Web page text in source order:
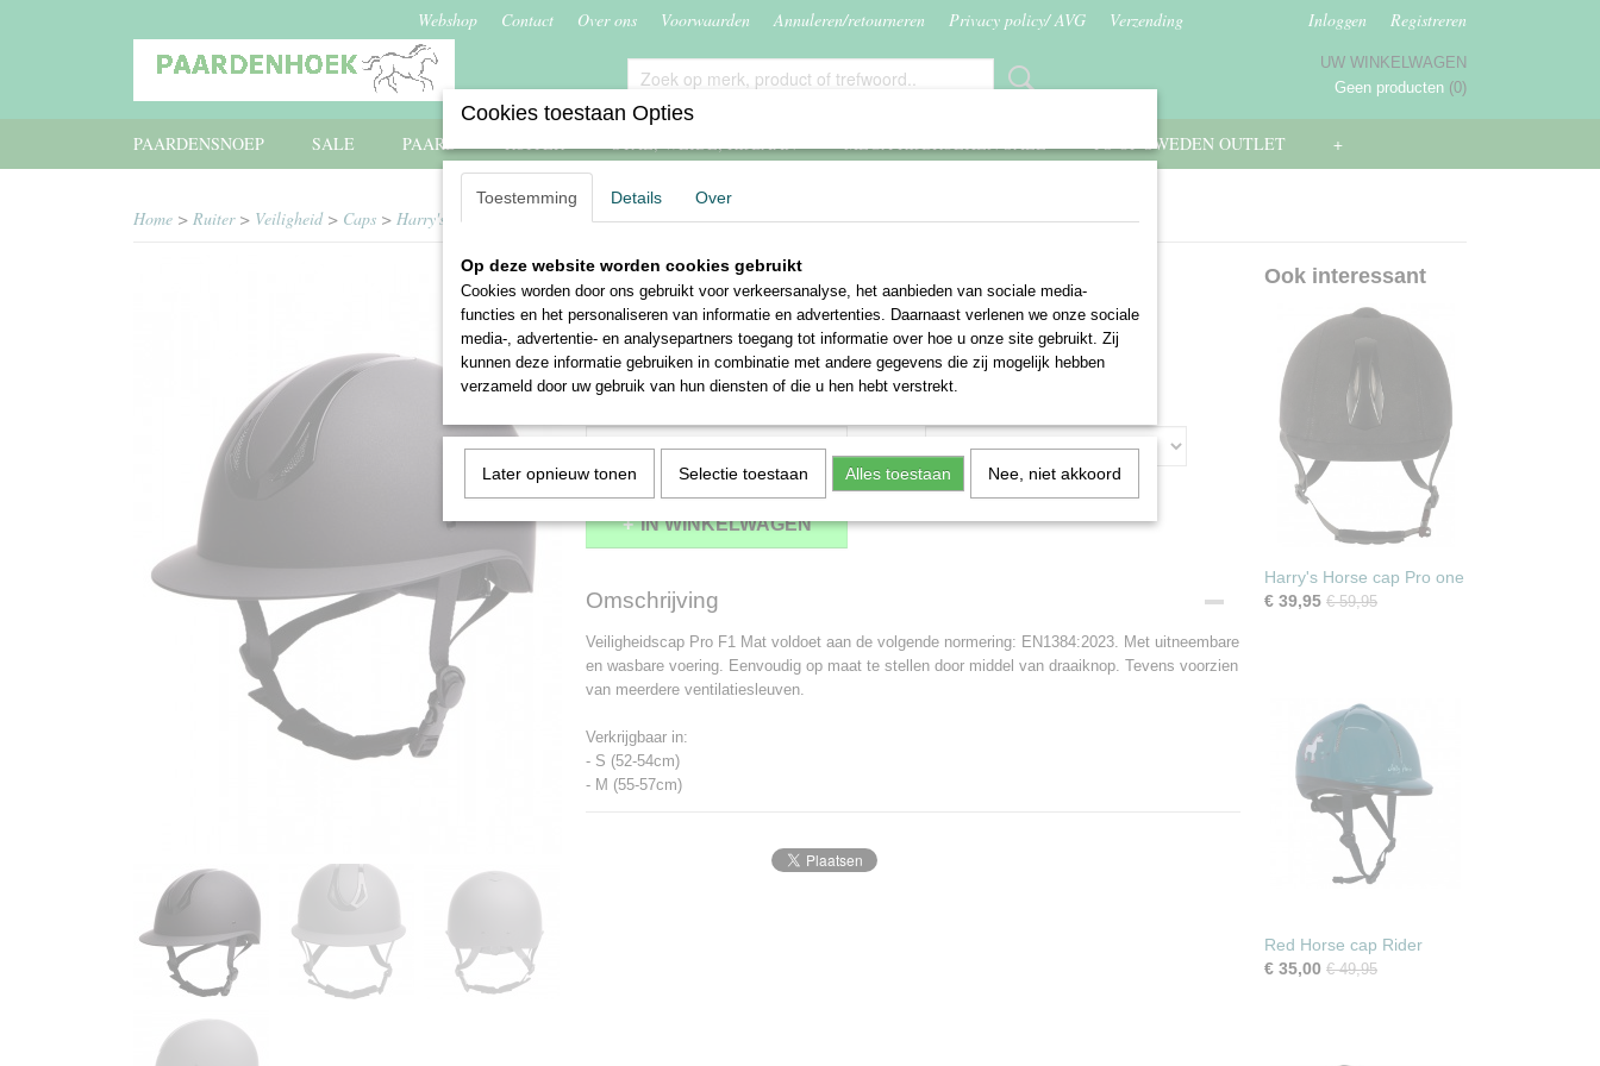
Webshop Contact Over ons Voorwaarden Annuleren/retourneren Privacy policy/ AVG Verzending Inloggen Registreren
UW WINKELWAGEN
Geen producten (0)
PAARDENSNOEP SALE PAARD RUITER STAL, WEIDE, RIJBAAN MEGA RIJBROEKEN SALE PS OF SWEDEN OUTLET +
Home > Ruiter> Veiligheid> Caps > Harry's Horse cap Pro F1 mat
Harry's Horse cap Pro F1 mat
€ 89,95 € 79,95 (inclusief btw 21%)
✓Op voorraad
IN WINKELWAGEN
Omschrijving
Veiligheidscap Pro F1 Mat voldoet aan de volgende normering: EN1384:2023. Met uitneembare
en wasbare voering. Eenvoudig op maat te stellen door middel van draaiknop. Tevens voorzien
van meerdere ventilatiesleuven.
Verkrijgbaar in:
- S (52-54cm)
- M (55-57cm)
Ook interessant
Harry's Horse cap Pro one
€ 39,95 € 59,95
Red Horse cap Rider
€ 35,00 € 49,95
Cookies toestaan Opties
Toestemming Details Over
Op deze website worden cookies gebruikt
Cookies worden door ons gebruikt voor verkeersanalyse, het aanbieden van sociale media-
functies en het personaliseren van informatie en advertenties. Daarnaast verlenen we onze sociale
media-, advertentie- en analysepartners toegang tot informatie over hoe u onze site gebruikt. Zij
kunnen deze informatie gebruiken in combinatie met andere gegevens die zij mogelijk hebben
verzameld door uw gebruik van hun diensten of die u hen hebt verstrekt.
Later opnieuw tonen Selectie toestaan Alles toestaan Nee, niet akkoord